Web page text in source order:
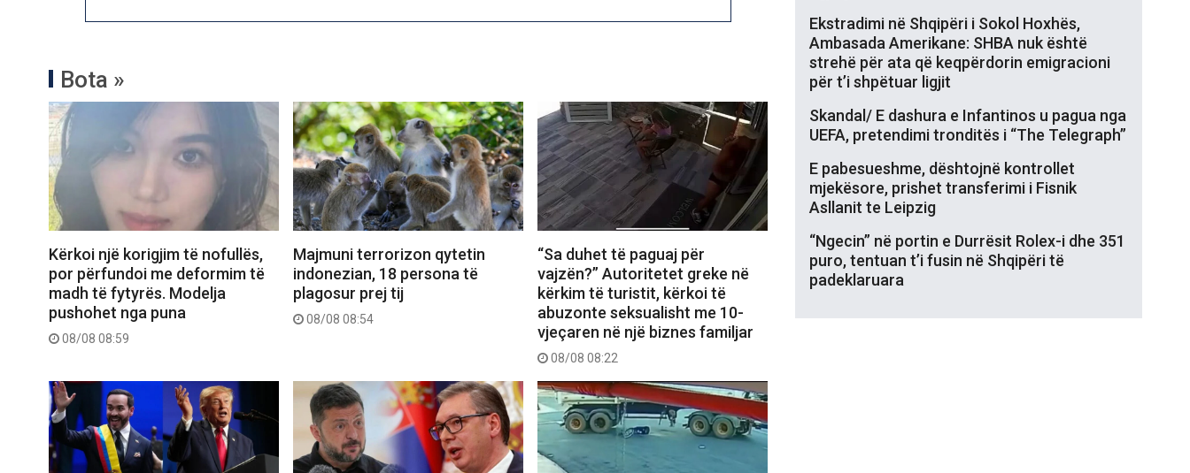
Bota »
Kërkoi një korigjim të nofullës,
por përfundoi me deformim të
madh të fytyrës. Modelja
pushohet nga puna
08/08 08:59
Majmuni terrorizon qytetin
indonezian, 18 persona të
plagosur prej tij
08/08 08:54
“Sa duhet të paguaj për
vajzën?” Autoritetet greke në
kërkim të turistit, kërkoi të
abuzonte seksualisht me 10-
vjeçaren në një biznes familjar
08/08 08:22
Ekstradimi në Shqipëri i Sokol Hoxhës,
Ambasada Amerikane: SHBA nuk është
strehë për ata që keqpërdorin emigracioni
për t’i shpëtuar ligjit
Skandal/ E dashura e Infantinos u pagua nga
UEFA, pretendimi tronditës i “The Telegraph”
E pabesueshme, dështojnë kontrollet
mjekësore, prishet transferimi i Fisnik
Asllanit te Leipzig
“Ngecin” në portin e Durrësit Rolex-i dhe 351
puro, tentuan t’i fusin në Shqipëri të
padeklaruara